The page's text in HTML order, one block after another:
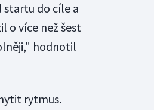
startu do cíle a
o více než šest
hodnotil
rytmus.